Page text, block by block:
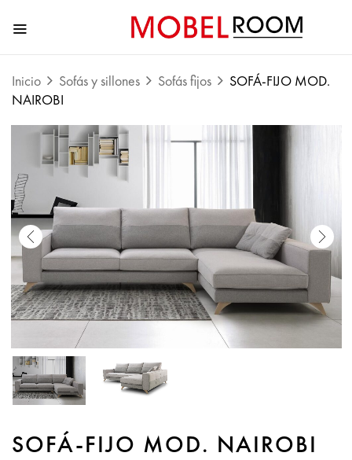
Inicio Sofás y sillones Sofás fijos
SOFÁ-FIJO MOD.
NAIROBI
SOFÁ-FIJO MOD. NAIROBI